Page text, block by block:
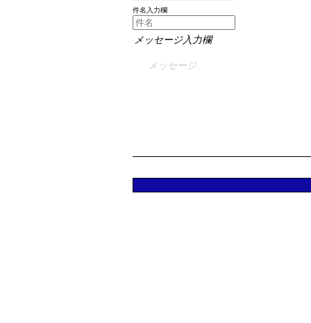
件名入力欄
メッセージ入力欄